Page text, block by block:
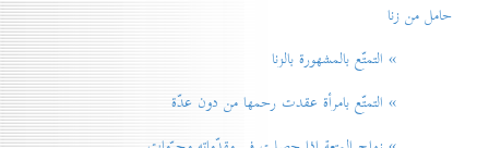
حامل من زنا
» التمتّع بالمشهورة بالزنا
» التمتّع بامرأة عقدت رحمها من دون عدّة